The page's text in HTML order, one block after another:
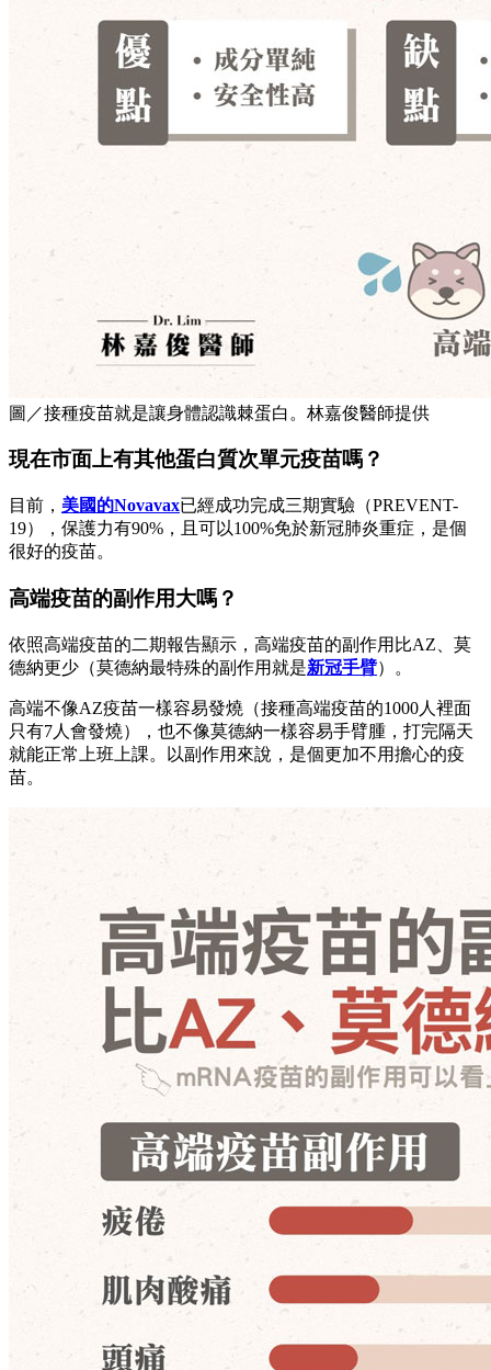
圖／接種疫苗就是讓身體認識棘蛋白。林嘉俊醫師提供
現在市面上有其他蛋白質次單元疫苗嗎？
目前， 美國的Novavax已經成功完成三期實驗（PREVENT-
19），保護力有90%，且可以100%免於新冠肺炎重症，是個
很好的疫苗。
高端疫苗的副作用大嗎？
依照高端疫苗的二期報告顯示，高端疫苗的副作用比AZ、莫
德納更少（莫德納最特殊的副作用就是新冠手臂）。
高端不像AZ疫苗一樣容易發燒（接種高端疫苗的1000人裡面
只有7人會發燒），也不像莫德納一樣容易手臂腫，打完隔天
就能正常上班上課。以副作用來說，是個更加不用擔心的疫
苗。